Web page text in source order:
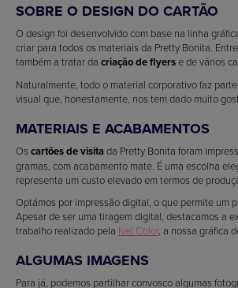
SOBRE O DESIGN DO CARTÃO
O design foi desenvolvido com base na linha
criar para todos os materiais da Pretty Bonita.
também a tratar da criação de flyerse de vários
Naturalmente, todo o material corporativo faz
visual que, honestamente, nos tem dado muito
MATERIAIS E ACABAMENTOS
Os cartões de visitada Pretty Bonita foram
gramas, com acabamento mate. É uma escolha
representa um custo elevado em termos de
Optámos por impressão digital, o que permite um
Apesar de ser uma tiragem digital, destacamos a
trabalho realizado pela Ivel Color, a nossa gráfica
ALGUMAS IMAGENS
Para já, podemos partilhar convosco algumas